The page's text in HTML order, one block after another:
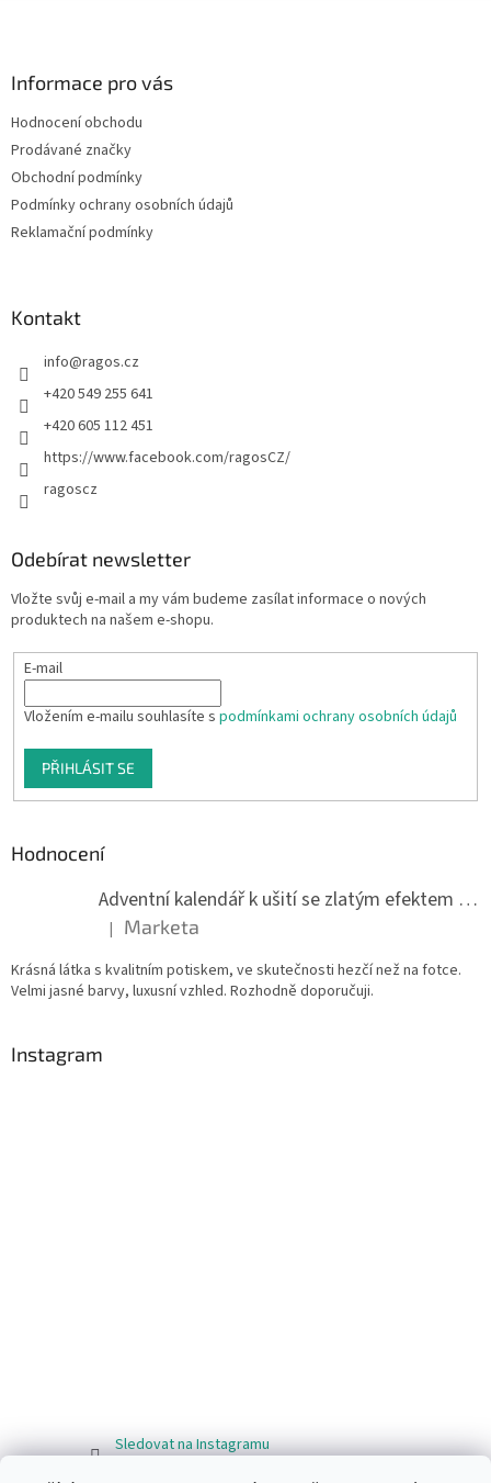
Informace pro vás
Hodnocení obchodu
Prodávané značky
Obchodní podmínky
Podmínky ochrany osobních údajů
Reklamační podmínky
Kontakt
info@ragos.cz
+420 549 255 641
+420 605 112 451
https://www.facebook.com/ragosCZ/
ragoscz
Odebírat newsletter
Vložte svůj e-mail a my vám budeme zasílat informace o nových
produktech na našem e-shopu.
E-mail
Vložením e-mailu souhlasíte s podmínkami ochrany osobních údajů
PŘIHLÁSIT SE
Hodnocení
Adventní kalendář k ušití se zlatým efektem 042Q
Hodnocení produktu je 5 z 5 hvězdiček.
| Marketa
Krásná látka s kvalitním potiskem, ve skutečnosti hezčí než na fotce.
Velmi jasné barvy, luxusní vzhled. Rozhodně doporučuji.
Instagram
Sledovat na Instagramu